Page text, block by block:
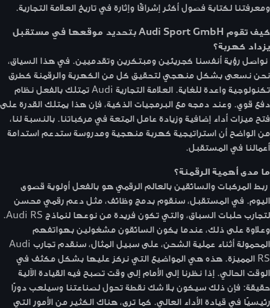
ومعرفتنا لكتابة فصول أكثر إشراقًا وإثارة في تاريخ العلامة التجارية.
كيف تقوم Audi Sport GmbH بتحديد موقعها في مستقبل
يزداد كهربة؟
نواصل رؤية أنفسنا كجريئين ومبتكرين وتقدميين. في هذا السياق،
نحن نسعى بشكل منهجي لتحقيق كل من الكهربة والرقمنة كطرق
تكنولوجية واعدة للغاية. العلامة التجارية Audi تمتلك بالفعل نظام
دفع قوي. وعند دمجه مع البرمجيات الذكية، فإن هذا يمتلك القدرة على
فتح ميزات أداء إضافية وزيادة عامل المتعة في مركباتنا. بالنسبة لنا،
من الواضح أن استراتيجية كهربة منهجية ومدروسة ستدعم استدامة
أعمالنا في المستقبل.
ما مدى أهمية الرقمنة؟
ربط المركبات والسائقين بالعالم الرقمي هو بالفعل أولوية قصوى
اليوم. في المستقبل، سنقوم بدمج وظائف، مثل دعم رقمي محسن
لتجارب حلبات السباق، والتي تكون فريدة من نوعها لنماذج Audi RS.
وعلاوة على ذلك، عندما يكون السائقون مشغولين بهواتفهم
المحمولة أثناء عملية الشحن، على سبيل المثال، سنقدم تجارب Audi
RS المميزة. هذه هي المواضيع التي نركز عليها بشكل مكثف في
الوقت الحالي. إذا نظرنا إلى الأمام إلى وقت تصبح فيه القيادة الآلية
حقيقة: فإن ذلك سيكون بلا شك نقطة تحول لصناعتنا وسيلعب دورًا
رئيسيًا في قيادة الأداء العالي. كما ترى، هناك الكثير من الأمور التي